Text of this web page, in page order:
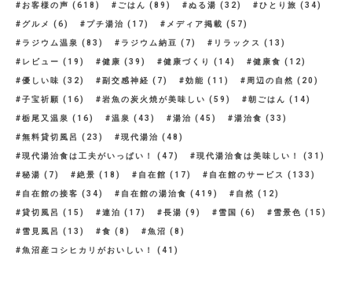
お客様の声 (618) ごはん (89) ぬる湯 (32) ひとり旅 (34)
グルメ (6) プチ湯治 (17) メディア掲載 (57)
ラジウム温泉 (83) ラジウム納豆 (7) リラックス (13)
レビュー (19) 健康 (39) 健康づくり (14) 健康食 (12)
優しい味 (32) 副交感神経 (7) 効能 (11) 周辺の自然 (20)
子宝祈願 (16) 岩魚の炭火焼が美味しい (59) 朝ごはん (14)
栃尾又温泉 (16) 温泉 (43) 湯治 (45) 湯治食 (33)
無料貸切風呂 (23) 現代湯治 (48)
現代湯治食は工夫がいっぱい！ (47) 現代湯治食は美味しい！ (31)
秘湯 (7) 絶景 (18) 自在館 (17) 自在館のサービス (133)
自在館の接客 (34) 自在館の湯治食 (419) 自然 (12)
貸切風呂 (15) 連泊 (17) 長湯 (9) 雪国 (6) 雪景色 (15)
雪見風呂 (13) 食 (8) 魚沼 (8)
魚沼産コシヒカリがおいしい！ (41)